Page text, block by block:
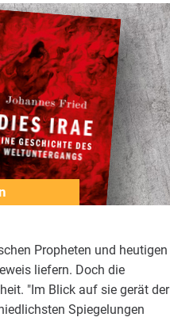
Propheten und heutigen
liefern. Doch die
"Im Blick auf sie gerät der
Spiegelungen